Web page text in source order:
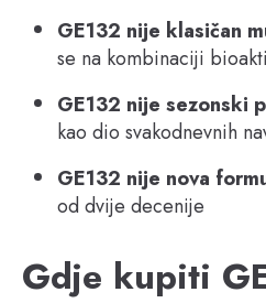
GE132 nije klasičan
se na kombinaciji
GE132 nije sezonski
kao dio svakodnevnih
GE132 nije nova
od dvije decenije
Gdje kupiti